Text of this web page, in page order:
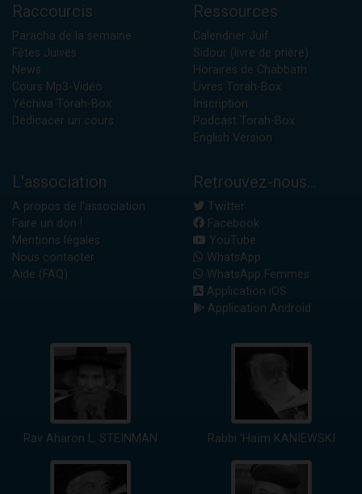
Raccourcis
Paracha de la semaine
Fêtes Juives
News
Cours Mp3-Vidéo
Yéchiva Torah-Box
Dédicacer un cours
Ressources
Calendrier Juif
Sidour (livre de prière)
Horaires de Chabbath
Livres Torah-Box
Inscription
Podcast Torah-Box
English Version
L'association
A propos de l'association
Faire un don !
Mentions légales
Nous contacter
Aide (FAQ)
Retrouvez-nous...
Twitter
Facebook
YouTube
WhatsApp
WhatsApp Femmes
Application iOS
Application Android
Rav Aharon L. STEINMAN Rabbi 'Haïm KANIEWSKI